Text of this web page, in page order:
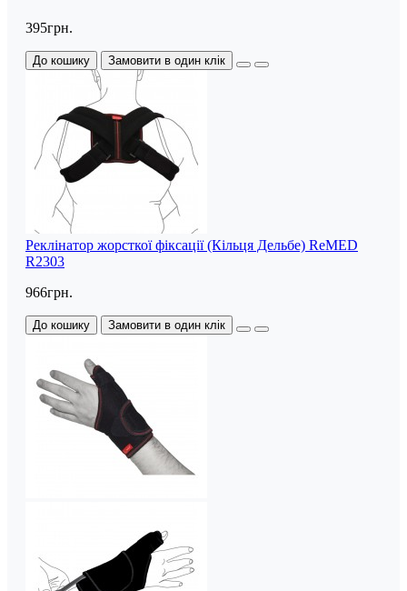
395грн.
До кошику Замовити в один клік
Реклінатор жорсткої фіксації (Кільця Дельбе) ReMED
R2303
966грн.
До кошику Замовити в один клік